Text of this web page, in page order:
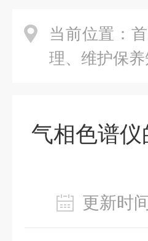
当前位置：
理、维护保
气相色谱
更新